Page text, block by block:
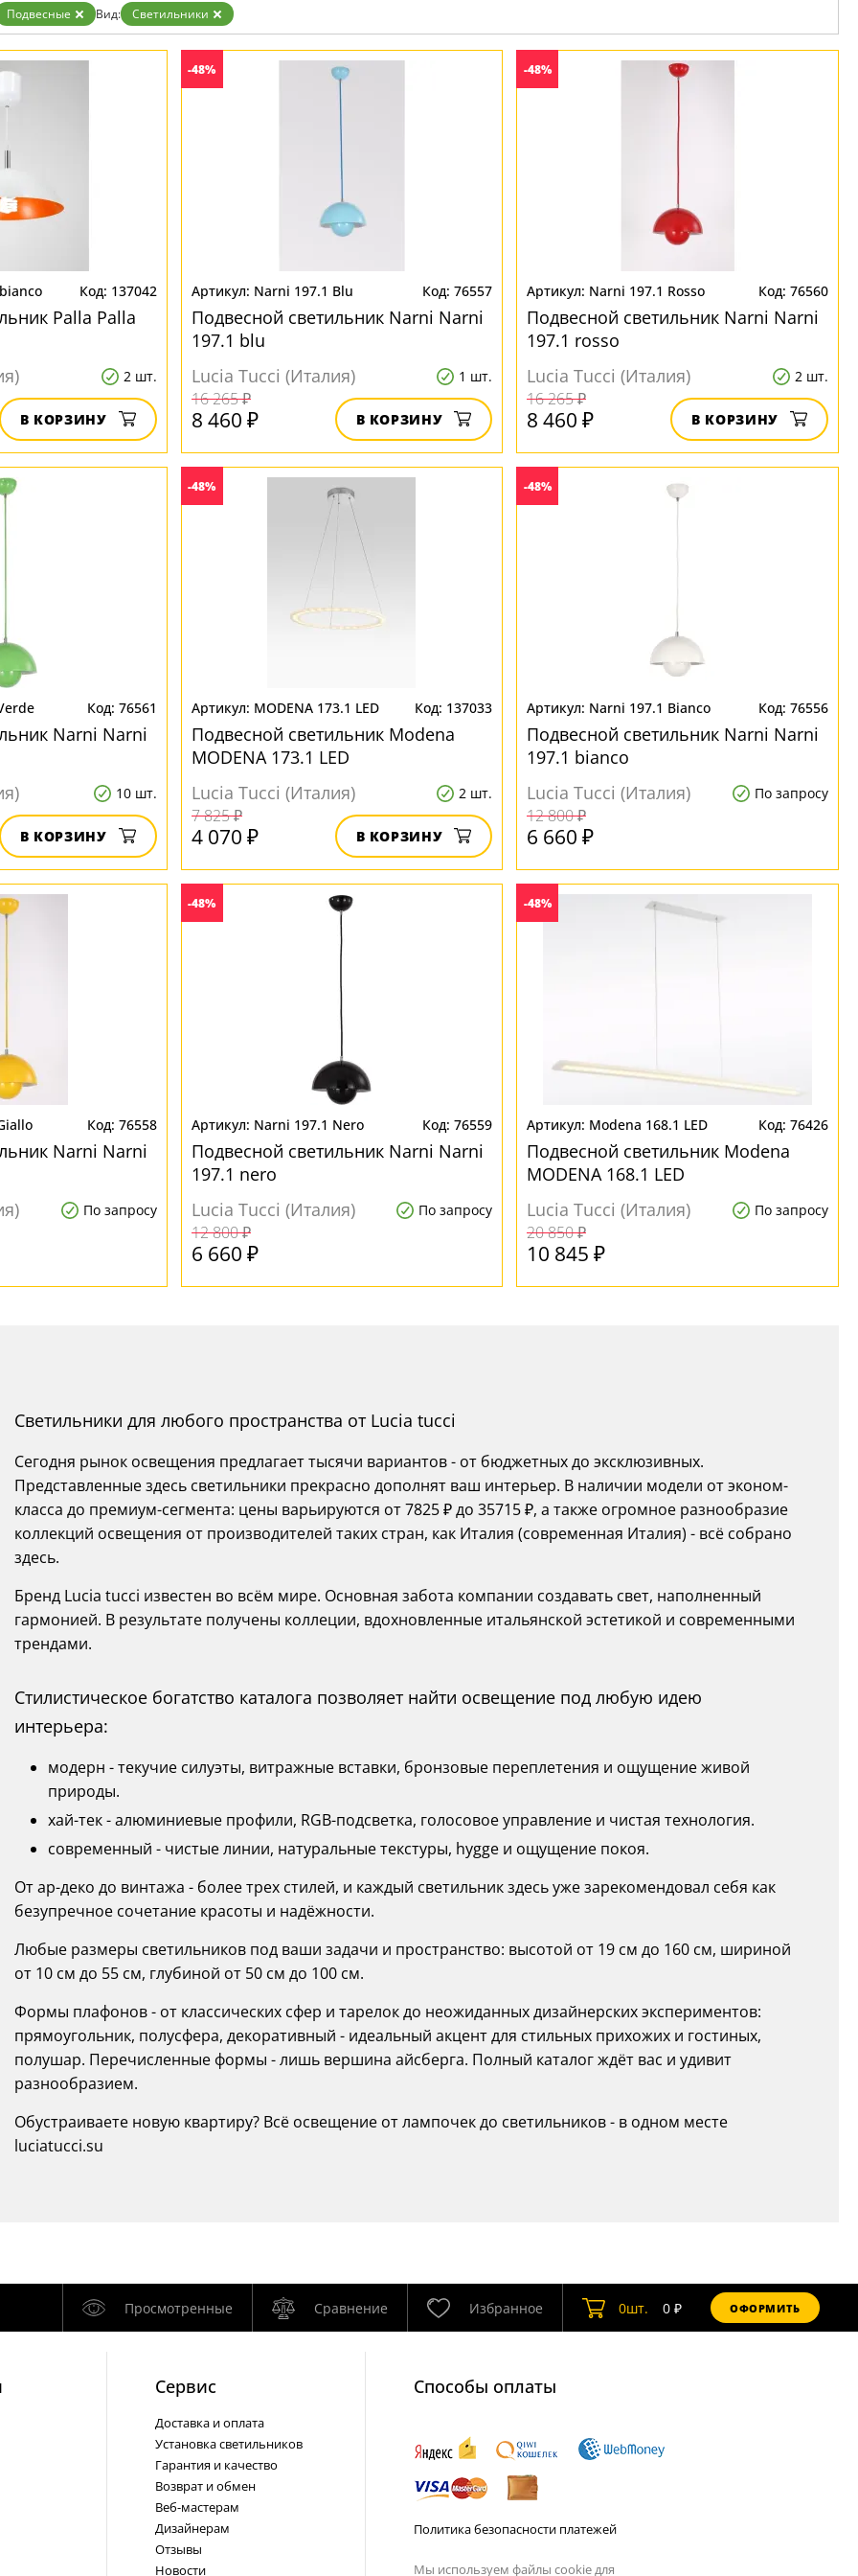
Прозрачные
Хром
Черные
Подвесные Вид: Светильники
137042
Palla Palla
2 шт.
В КОРЗИНУ
-48%
Narni 197.1 Blu 76557
Подвесной светильник Narni Narni
197.1 blu
Lucia Tucci (Италия)
1 шт.
16 265 ₽
8 460 ₽ В КОРЗИНУ
-48%
Narni 197.1 Rosso 76560
Подвесной светильник Narni Narni
197.1 rosso
Lucia Tucci (Италия)
2 шт.
16 265 ₽
8 460 ₽ В КОРЗИНУ
76561
Narni Narni
10 шт.
В КОРЗИНУ
-48%
MODENA 173.1 LED 137033
Подвесной светильник Modena
MODENA 173.1 LED
Lucia Tucci (Италия)
2 шт.
7 825 ₽
4 070 ₽ В КОРЗИНУ
-48%
Narni 197.1 Bianco 76556
Подвесной светильник Narni Narni
197.1 bianco
Lucia Tucci (Италия)
По запросу
12 800 ₽
6 660 ₽
76558
Narni Narni
По запросу
-48%
Narni 197.1 Nero 76559
Подвесной светильник Narni Narni
197.1 nero
Lucia Tucci (Италия)
По запросу
12 800 ₽
6 660 ₽
-48%
Modena 168.1 LED 76426
Подвесной светильник Modena
MODENA 168.1 LED
Lucia Tucci (Италия)
По запросу
20 850 ₽
10 845 ₽
Светильники для любого пространства от Lucia tucci
Сегодня рынок освещения предлагает тысячи вариантов - от бюджетных до эксклюзивных.
Представленные здесь светильники прекрасно дополнят ваш интерьер. В наличии модели от эконом-
класса до премиум-сегмента: цены варьируются от 7825 ₽ до 35715 ₽, а также огромное разнообразие
коллекций освещения от производителей таких стран, как Италия (современная Италия) - всё собрано
здесь.
Бренд Lucia tucci известен во всём мире. Основная забота компании создавать свет, наполненный
гармонией. В результате получены коллеции, вдохновленные итальянской эстетикой и современными
трендами.
Стилистическое богатство каталога позволяет найти освещение под любую идею
интерьера:
модерн - текучие силуэты, витражные вставки, бронзовые переплетения и ощущение живой
природы.
хай-тек - алюминиевые профили, RGB-подсветка, голосовое управление и чистая технология.
современный - чистые линии, натуральные текстуры, hygge и ощущение покоя.
От ар-деко до винтажа - более трех стилей, и каждый светильник здесь уже зарекомендовал себя как
безупречное сочетание красоты и надёжности.
Любые размеры светильников под ваши задачи и пространство: высотой от 19 см до 160 см, шириной
от 10 см до 55 см, глубиной от 50 см до 100 см.
Формы плафонов - от классических сфер и тарелок до неожиданных дизайнерских экспериментов:
прямоугольник, полусфера, декоративный - идеальный акцент для стильных прихожих и гостиных,
полушар. Перечисленные формы - лишь вершина айсберга. Полный каталог ждёт вас и удивит
разнообразием.
Обустраиваете новую квартиру? Всё освещение от лампочек до светильников - в одном месте
luciatucci.su
Просмотренные Сравнение Избранное 0шт. 0₽ ОФОРМИТЬ
Cервис
Доставка и оплата
Установка светильников
Гарантия и качество
Возврат и обмен
Веб-мастерам
Дизайнерам
Отзывы
Новости
Способы оплаты
Политика безопасности платежей
Мы используем файлы cookie для